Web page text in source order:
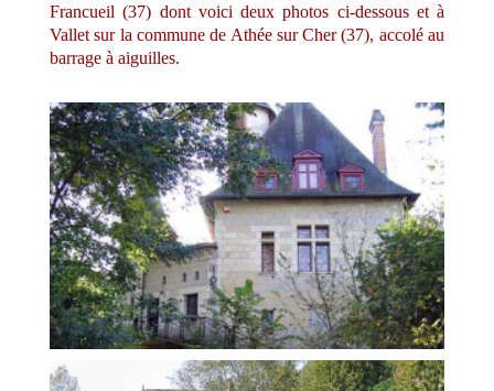
Francueil (37) dont voici deux photos ci-dessous et à
Vallet sur la commune de Athée sur Cher (37), accolé au
barrage à aiguilles.